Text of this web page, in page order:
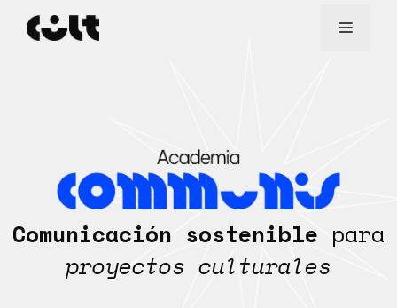
contenido
MENÚ
Comunicación sostenible para
proyectos culturales